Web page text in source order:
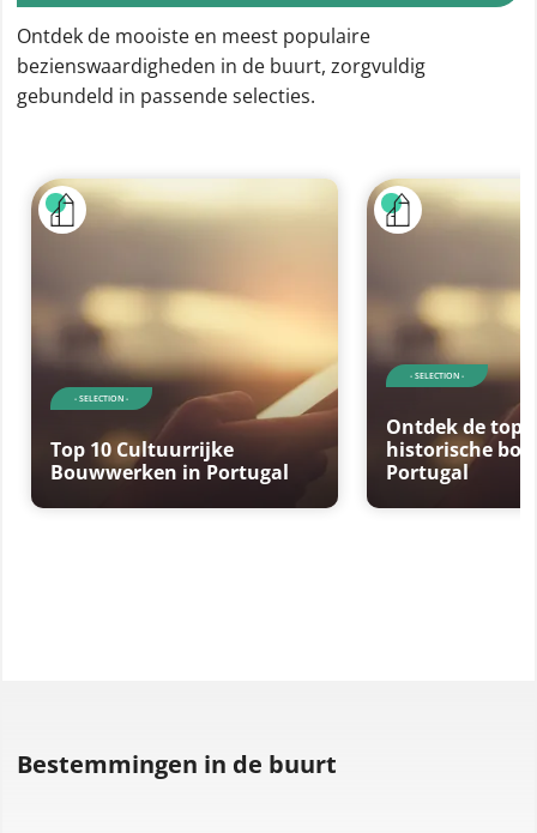
Ontdek de mooiste en meest populaire
bezienswaardigheden in de buurt, zorgvuldig
gebundeld in passende selecties.
- SELECTION -
Top 10 Cultuurrijke
Bouwwerken in Portugal
- SELECTION -
Ontdek de top
historische
Portugal
Bestemmingen in de buurt